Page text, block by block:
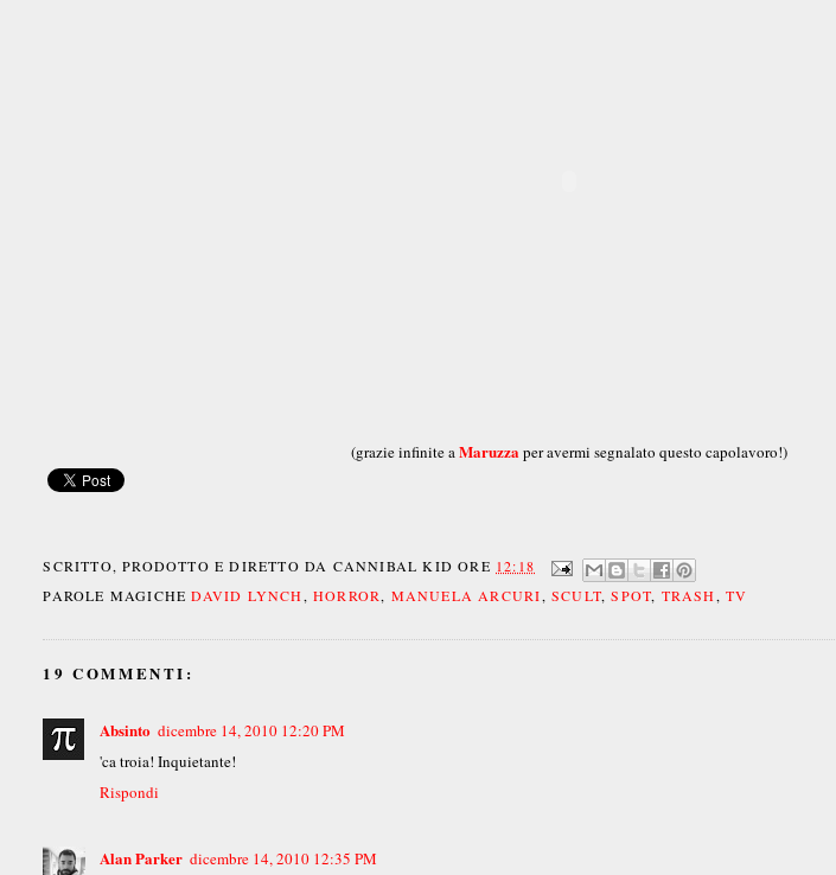
(grazie infinite a Maruzza per avermi segnalato questo capolavoro!)
SCRITTO, PRODOTTO E DIRETTO DA CANNIBAL KID ORE 12:18
PAROLE MAGICHEDAVID LYNCH,HORROR, MANUELA ARCURI, SCULT,SPOT, TRASH, TV
19 COMMENTI:
Absinto dicembre 14, 2010 12:20 PM
'ca troia! Inquietante!
Rispondi
Alan Parker dicembre 14, 2010 12:35 PM